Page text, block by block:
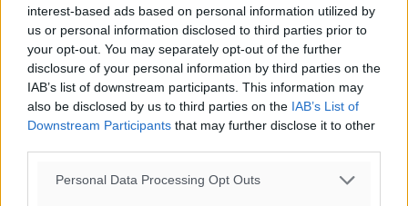
interest-based ads based on personal information utilized by
us or personal information disclosed to third parties prior to
your opt-out. You may separately opt-out of the further
disclosure of your personal information by third parties on the
IAB’s list of downstream participants. This information may
also be disclosed by us to third parties on the IAB’s List of
Downstream Participants that may further disclose it to other
Personal Data Processing Opt Outs
ΑΘΛΗΤΙΚΆ
ΑΕΡΑ: Δεν σταματάει να ενισχύεται, νέο απόκτημα ο
Μητρόπουλος
06.08.26 · 16:52
ΑΘΛΗΤΙΚΆ
Κλεάνθης: Δουλειές μετά ευχαριστιών στο γήπεδο,